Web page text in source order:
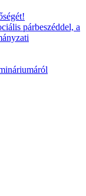
párbeszéddel, a